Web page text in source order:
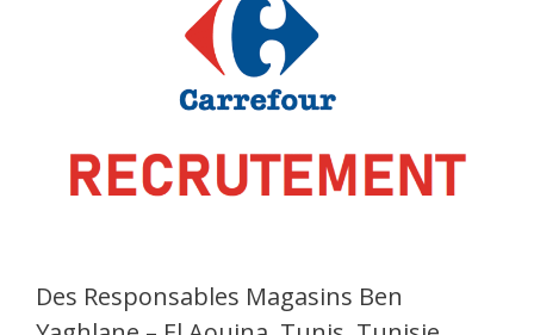
Des Responsables Magasins Ben